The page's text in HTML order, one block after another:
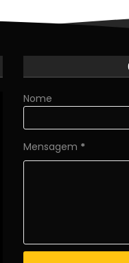
Nome
Mensagem *